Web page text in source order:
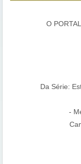
O
Da Série:
-